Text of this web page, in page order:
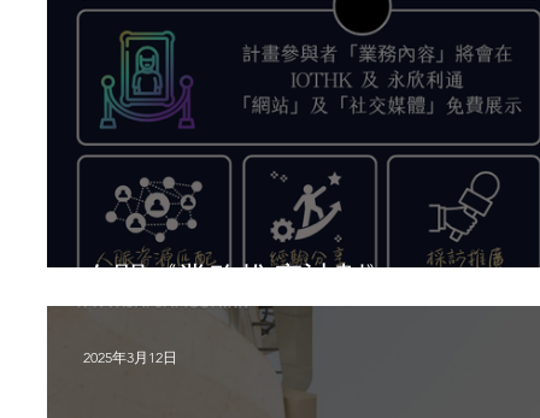
有關《業務推廣計劃》
2025年3月12日